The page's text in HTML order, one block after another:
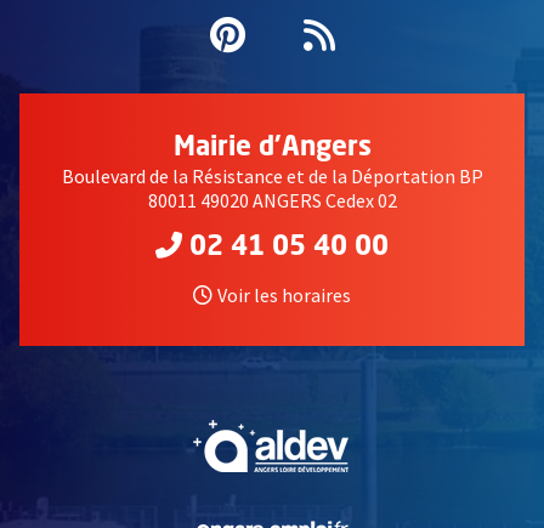
Pinterest
, Ouvre une
Flux RSS
Mairie d'Angers
Boulevard de la Résistance et de la Déportation BP
80011 49020 ANGERS Cedex 02
02 41 05 40 00
Voir les horaires